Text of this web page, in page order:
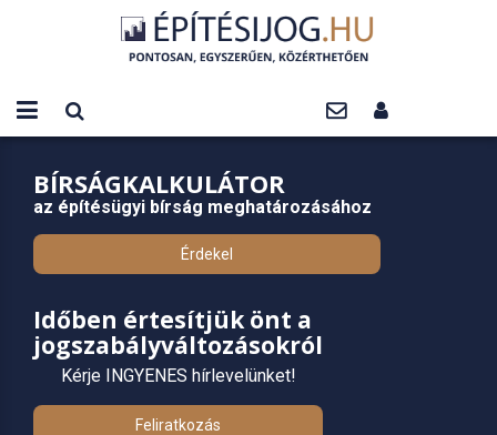
BÍRSÁGKALKULÁTOR
az építésügyi bírság meghatározásához
Érdekel
Időben értesítjük önt a
jogszabályváltozásokról
Kérje INGYENES hírlevelünket!
Feliratkozás